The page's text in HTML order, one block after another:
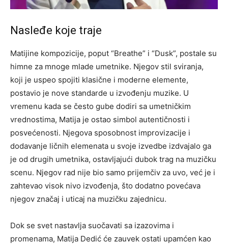
Nasleđe koje traje
Matijine kompozicije, poput “Breathe” i “Dusk”, postale su
himne za mnoge mlade umetnike. Njegov stil sviranja,
koji je uspeo spojiti klasične i moderne elemente,
postavio je nove standarde u izvođenju muzike. U
vremenu kada se često gube dodiri sa umetničkim
vrednostima, Matija je ostao simbol autentičnosti i
posvećenosti. Njegova sposobnost improvizacije i
dodavanje ličnih elemenata u svoje izvedbe izdvajalo ga
je od drugih umetnika, ostavljajući dubok trag na muzičku
scenu. Njegov rad nije bio samo prijemčiv za uvo, već je i
zahtevao visok nivo izvođenja, što dodatno povećava
njegov značaj i uticaj na muzičku zajednicu.
Dok se svet nastavlja suočavati sa izazovima i
promenama, Matija Dedić će zauvek ostati upamćen kao